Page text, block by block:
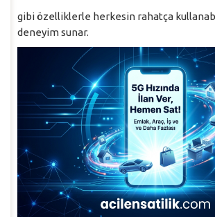
gibi özelliklerle herkesin rahatça
deneyim sunar.